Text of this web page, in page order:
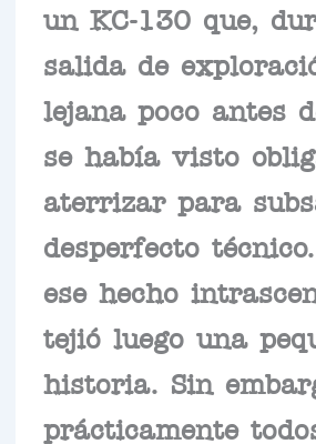
un KC-130 que,
salida de
lejana poco antes
se había visto
aterrizar para
desperfecto técnico.
ese hecho
tejió luego una
historia. Sin
prácticamente